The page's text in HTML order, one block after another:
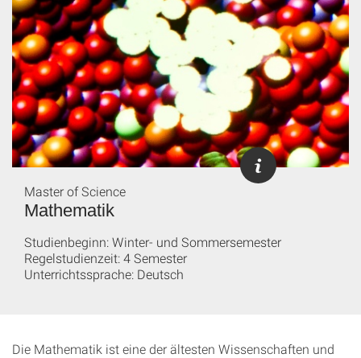
Mathematik
Master of Science
Studienbeginn: Winter- und Sommersemester
Regelstudienzeit: 4 Semester
Unterrichtssprache: Deutsch
Die Mathematik ist eine der ältesten Wissenschaften und